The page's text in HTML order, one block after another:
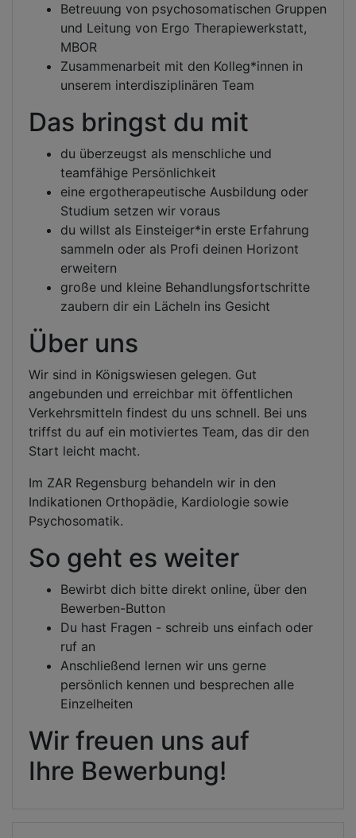
Betreuung von psychosomatischen Gruppen
und Leitung von Ergo Therapiewerkstatt,
MBOR
Zusammenarbeit mit den Kolleg*innen in
unserem interdisziplinären Team
Das bringst du mit
du überzeugst als menschliche und
teamfähige Persönlichkeit
eine ergotherapeutische Ausbildung oder
Studium setzen wir voraus
du willst als Einsteiger*in erste Erfahrung
sammeln oder als Profi deinen Horizont
erweitern
große und kleine Behandlungsfortschritte
zaubern dir ein Lächeln ins Gesicht
Über uns
Wir sind in Königswiesen gelegen. Gut
angebunden und erreichbar mit öffentlichen
Verkehrsmitteln findest du uns schnell. Bei uns
triffst du auf ein motiviertes Team, das dir den
Start leicht macht.
Im ZAR Regensburg behandeln wir in den
Indikationen Orthopädie, Kardiologie sowie
Psychosomatik.
So geht es weiter
Bewirbt dich bitte direkt online, über den
Bewerben-Button
Du hast Fragen - schreib uns einfach oder
ruf an
Anschließend lernen wir uns gerne
persönlich kennen und besprechen alle
Einzelheiten
Wir freuen uns auf
Ihre Bewerbung!